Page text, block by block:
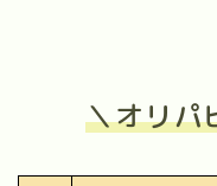
＼オリパ